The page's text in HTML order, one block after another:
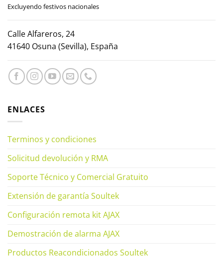
Excluyendo festivos nacionales
Calle Alfareros, 24
41640 Osuna (Sevilla), España
ENLACES
Terminos y condiciones
Solicitud devolución y RMA
Soporte Técnico y Comercial Gratuito
Extensión de garantía Soultek
Configuración remota kit AJAX
Demostración de alarma AJAX
Productos Reacondicionados Soultek